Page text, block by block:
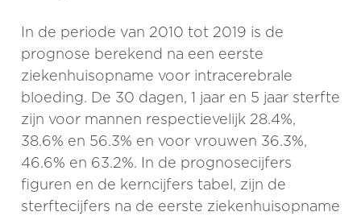
In de periode van 2010 tot 2019 is de
prognose berekend na een eerste
ziekenhuisopname voor intracerebrale
bloeding. De 30 dagen, 1 jaar en 5 jaar sterfte
zijn voor mannen respectievelijk 28.4%,
38.6% en 56.3% en voor vrouwen 36.3%,
46.6% en 63.2%. In de prognosecijfers
figuren en de kerncijfers tabel, zijn de
sterftecijfers na de eerste ziekenhuisopname